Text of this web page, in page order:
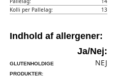
Kolli per Pallelag:
13
Indhold af allergener:
Ja/Nej:
GLUTENHOLDIGE
PRODUKTER:
NEJ